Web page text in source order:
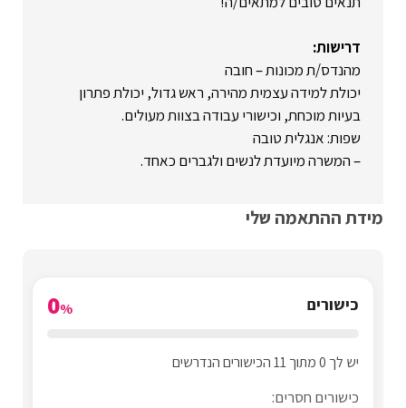
דרישות:
מהנדס/ת מכונות – חובה
יכולת למידה עצמית מהירה, ראש גדול, יכולת פתרון
בעיות מוכחת, וכישורי עבודה בצוות מעולים.
שפות: אנגלית טובה
– המשרה מיועדת לנשים ולגברים כאחד.
מידת ההתאמה שלי
כישורים 0%
יש לך 0 מתוך 11 הכישורים הנדרשים
כישורים חסרים: